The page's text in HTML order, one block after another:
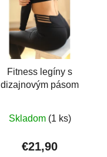
Fitness legíny s
dizajnovým pásom
hodnotenie
produktu
Skladom (1 ks)
€21,90